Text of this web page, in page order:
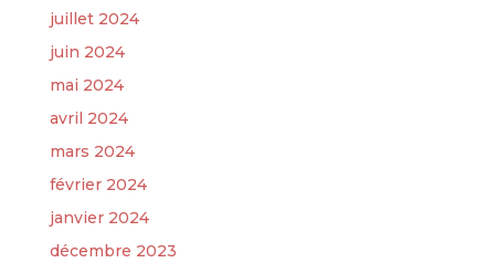
juillet 2024
juin 2024
mai 2024
avril 2024
mars 2024
février 2024
janvier 2024
décembre 2023